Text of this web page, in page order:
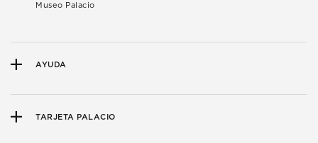
Museo Palacio
AYUDA
TARJETA PALACIO